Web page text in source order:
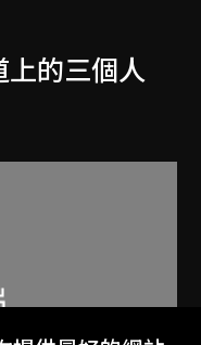
上的三個人